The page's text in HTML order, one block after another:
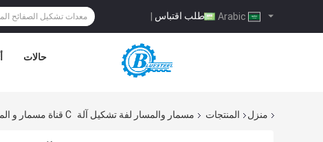
طلب اقتباس |
حالات
منزل المنتجات مسمار والمسار لفة تشكيل آلة C قناة مسمار و المسار لفة تشكيل آلة ل جي الصلب 0.4-1.0 ملليمتر سمك